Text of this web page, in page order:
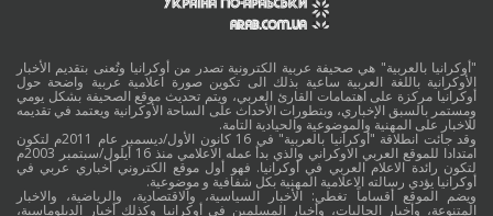
"أوكرانيا بالعربية" هي صحيفة عربية الكترونية تصدر من أوكرانيا وتُعنى بتقديم الأخبار
الأوكرانية باللغة العربية ساعية بذلك الى تكوين صورة اعلامية عربية واضحة حول
أوكرانيا مركزة على اهتمامات القارئ العربي، ويتم تحديث موقع الصحيفة بشكل يومي
ومستمر بالسبق الإخباري، وبتطورات الأحداث على الساحة الأوكرانية ويعتمد في تقديمه
للاخبار على المهنية والموضوعية والحيادية التامة.
وقد جائت انطلاقة "أوكرانيا بالعربية" في 16 كانون الأول/ديسمبر عام 2011م لتكون
امتدادا للموقع العربي الاوكراني والذي بدأ عمله الاعلامي منذ 16 أيلول/سبتمبر 2003م
لتكون رائدة الاعلام العربي في أوكرانيا. فهو أول موقع الكتروني أخباري عربي في
أوكرانيا يؤدي رسالته الاعلامية المهنية بكل شفافية و موضوعية.
ويضم الموقع أقساماً تغطي: الأخبار السياسية، والاقتصادية، والرياضية، والاخبار
المتنوعة، وأخبار الجاليات، وأخبار المسلمين في أوكرانيا وكذلك أخبار الدبلوماسية،